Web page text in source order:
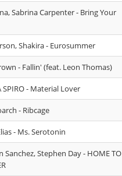
Sabrina Carpenter - Bring Your
Shakira - Eurosummer
- Fallin' (feat. Leon Thomas)
SPIRO - Material Lover
- Ribcage
- Ms. Serotonin
Sanchez, Stephen Day - HOME TO